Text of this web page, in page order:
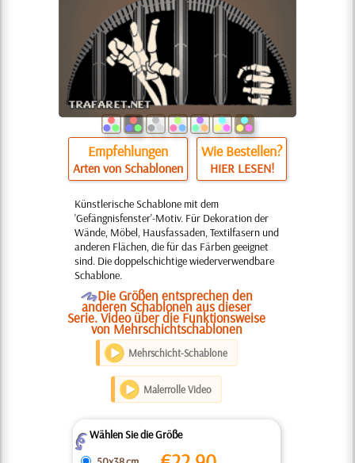
Empfehlungen
Arten von Schablonen
Wie Bestellen?
HIER LESEN!
Künstlerische Schablone mit dem
'Gefängnisfenster'-Motiv. Für Dekoration der
Wände, Möbel, Hausfassaden, Textilfasern und
anderen Flächen, die für das Färben geeignet
sind. Die doppelschichtige wiederverwendbare
Schablone.
ODie Größen entsprechen den
anderen Schablonen aus dieser
Serie. Video über die Funktionsweise
von Mehrschichtschablonen
Mehrschicht-Schablone
Malerrolle Video
ZWählen Sie die Größe